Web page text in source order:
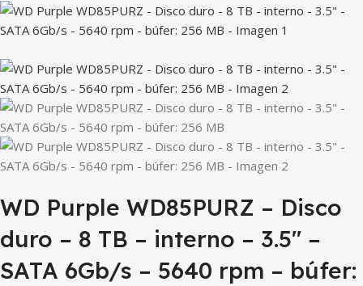
WD Purple WD85PURZ – Disco
duro – 8 TB – interno – 3.5″ –
SATA 6Gb/s – 5640 rpm – búfer: